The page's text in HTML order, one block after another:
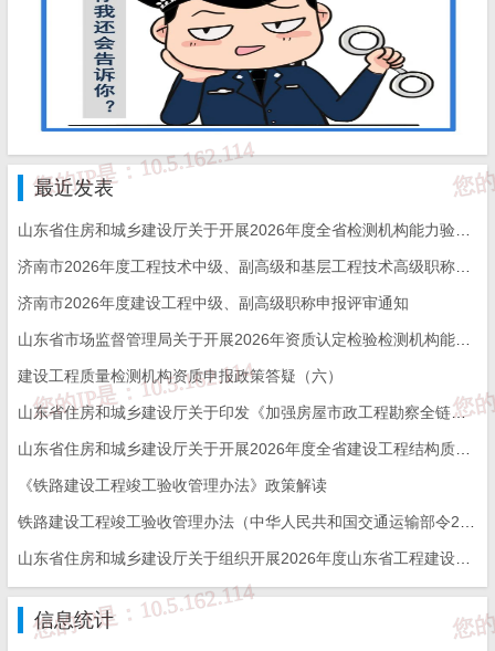
最近发表
济南市2026年度建设工程中级、副高级职称申报评审通知
建设工程质量检测机构资质申报政策答疑（六）
山东省住房和城乡建设厅关于印发《加强房屋市政工程勘察全链条管理实施方案》的通知
《铁路建设工程竣工验收管理办法》政策解读
信息统计